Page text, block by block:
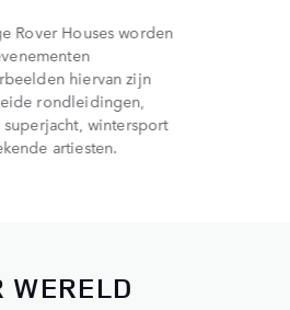
Rover Houses worden
hiervan zijn
rondleidingen,
wintersport
artiesten.
WERELD